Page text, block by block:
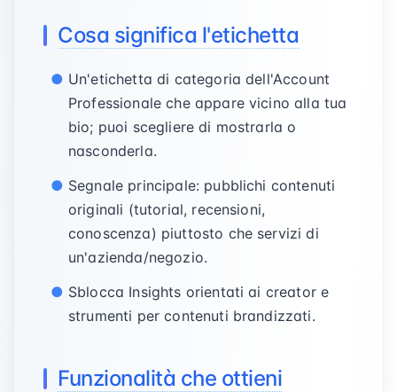
Cosa significa l'etichetta
Un'etichetta di categoria dell'Account
Professionale che appare vicino alla tua
bio; puoi scegliere di mostrarla o
nasconderla.
Segnale principale: pubblichi contenuti
originali (tutorial, recensioni,
conoscenza) piuttosto che servizi di
un'azienda/negozio.
Sblocca Insights orientati ai creator e
strumenti per contenuti brandizzati.
Funzionalità che ottieni